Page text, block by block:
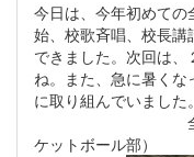
今日は、今年初めて
始、校歌斉唱、校長
できました。次回は
ね。また、急に暑く
に取り組んでいました。
全校朝会（校
ケットボール部）